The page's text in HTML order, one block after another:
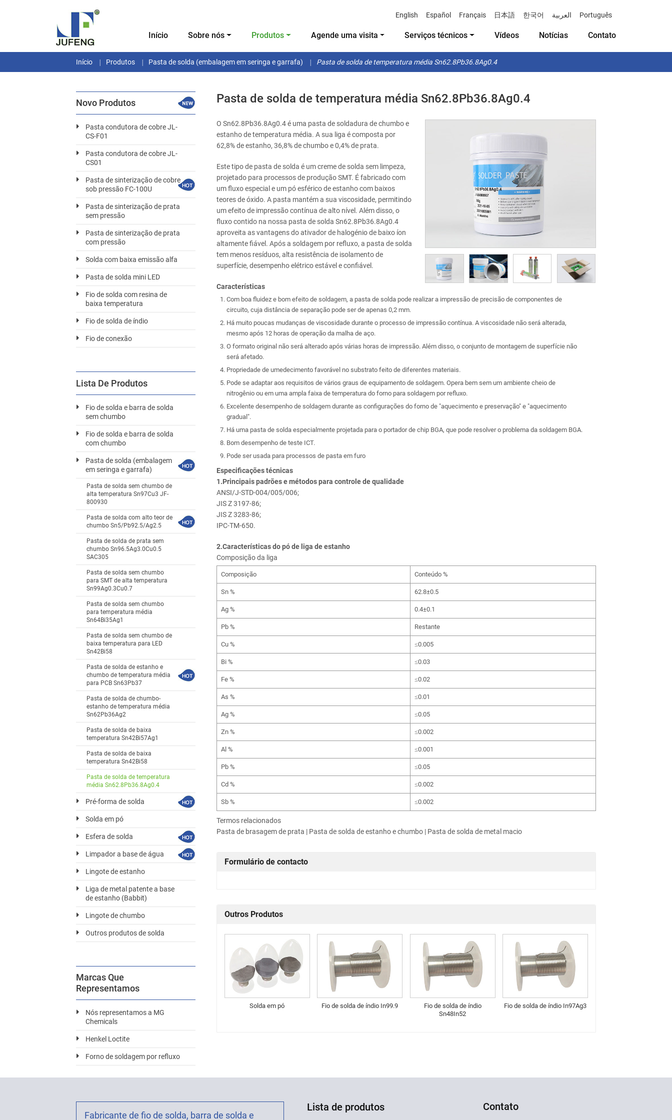
English Español Français 日本語 한국어 العربية Português
Início Sobre nós Produtos Agende uma visita Serviços técnicos Vídeos Notícias Contato
Início Produtos Pasta de solda (embalagem em seringa e garrafa) Pasta de solda de temperatura média Sn62.8Pb36.8Ag0.4
Pasta de solda de temperatura média Sn62.8Pb36.8Ag0.4
O Sn62.8Pb36.8Ag0.4 é uma pasta de soldadura de chumbo e
estanho de temperatura média. A sua liga é composta por
62,8% de estanho, 36,8% de chumbo e 0,4% de prata.
Este tipo de pasta de solda é um creme de solda sem limpeza,
projetado para processos de produção SMT. É fabricado com
um fluxo especial e um pó esférico de estanho com baixos
teores de óxido. A pasta mantém a sua viscosidade, permitindo
um efeito de impressão contínua de alto nível. Além disso, o
fluxo contido na nossa pasta de solda Sn62.8Pb36.8Ag0.4
aproveita as vantagens do ativador de halogénio de baixo íon
altamente fiável. Após a soldagem por refluxo, a pasta de solda
tem menos resíduos, alta resistência de isolamento de
superfície, desempenho elétrico estável e confiável.
Características
Com boa fluidez e bom efeito de soldagem, a pasta de solda pode realizar a impressão de precisão de componentes de
circuito, cuja distância de separação pode ser de apenas 0,2 mm.
Há muito poucas mudanças de viscosidade durante o processo de impressão contínua. A viscosidade não será alterada,
mesmo após 12 horas de operação da malha de aço.
O formato original não será alterado após várias horas de impressão. Além disso, o conjunto de montagem de superfície não
será afetado.
Propriedade de umedecimento favorável no substrato feito de diferentes materiais.
Pode se adaptar aos requisitos de vários graus de equipamento de soldagem. Opera bem sem um ambiente cheio de
nitrogênio ou em uma ampla faixa de temperatura do forno para soldagem por refluxo.
Excelente desempenho de soldagem durante as configurações do forno de "aquecimento e preservação" e "aquecimento
gradual".
Há uma pasta de solda especialmente projetada para o portador de chip BGA, que pode resolver o problema da soldagem BGA.
Bom desempenho de teste ICT.
Pode ser usada para processos de pasta em furo
Especificações técnicas
1.Principais padrões e métodos para controle de qualidade
ANSI/J-STD-004/005/006;
JIS Z 3197-86;
JIS Z 3283-86;
IPC-TM-650.
2.Características do pó de liga de estanho
Composição da liga
Composição Conteúdo %
Sn % 62.8±0.5
Ag % 0.4±0.1
Pb % Restante
Cu % ≤0.005
Bi % ≤0.03
Fe % ≤0.02
As % ≤0.01
Ag % ≤0.05
Zn % ≤0.002
Al % ≤0.001
Pb % ≤0.05
Cd % ≤0.002
Sb % ≤0.002
Termos relacionados
Pasta de brasagem de prata | Pasta de solda de estanho e chumbo | Pasta de solda de metal macio
Formulário de contacto
Outros Produtos
Solda em pó Fio de solda de índio In99.9
Fio de solda de índio
Sn48In52
Fio de solda de índio In97Ag3
Novo Produtos
Pasta condutora de cobre JL-
CS-F01
Pasta condutora de cobre JL-
CS01
Pasta de sinterização de cobre
sob pressão FC-100U
Pasta de sinterização de prata
sem pressão
Pasta de sinterização de prata
com pressão
Solda com baixa emissão alfa
Pasta de solda mini LED
Fio de solda com resina de
baixa temperatura
Fio de solda de índio
Fio de conexão
Lista De Produtos
Fio de solda e barra de solda
sem chumbo
Fio de solda e barra de solda
com chumbo
Pasta de solda (embalagem
em seringa e garrafa)
Pasta de solda sem chumbo de
alta temperatura Sn97Cu3 JF-
800930
Pasta de solda com alto teor de
chumbo Sn5/Pb92.5/Ag2.5
Pasta de solda de prata sem
chumbo Sn96.5Ag3.0Cu0.5
SAC305
Pasta de solda sem chumbo
para SMT de alta temperatura
Sn99Ag0.3Cu0.7
Pasta de solda sem chumbo
para temperatura média
Sn64Bi35Ag1
Pasta de solda sem chumbo de
baixa temperatura para LED
Sn42Bi58
Pasta de solda de estanho e
chumbo de temperatura média
para PCB Sn63Pb37
Pasta de solda de chumbo-
estanho de temperatura média
Sn62Pb36Ag2
Pasta de solda de baixa
temperatura Sn42Bi57Ag1
Pasta de solda de baixa
temperatura Sn42Bi58
Pasta de solda de temperatura
média Sn62.8Pb36.8Ag0.4
Pré-forma de solda
Solda em pó
Esfera de solda
Limpador a base de água
Lingote de estanho
Liga de metal patente a base
de estanho (Babbit)
Lingote de chumbo
Outros produtos de solda
Marcas Que
Representamos
Nós representamos a MG
Chemicals
Henkel Loctite
Forno de soldagem por refluxo
Fabricante de fio de solda, barra de solda e
Lista de produtos Contato